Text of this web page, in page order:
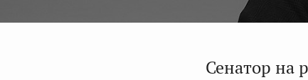
Сенатор на